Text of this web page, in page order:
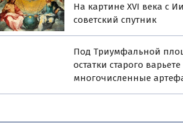
На картине XVI века с
советский спутник
Под Триумфальной
остатки старого варьете
многочисленные